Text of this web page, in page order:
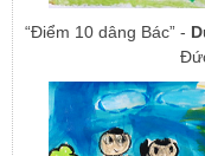
“Điểm 10 dâng Bác” -